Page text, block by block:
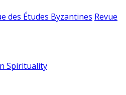
des Études Byzantines Revue
Spirituality